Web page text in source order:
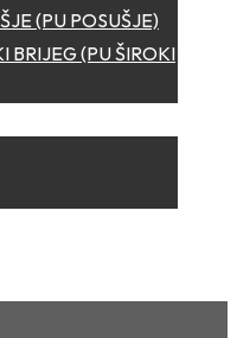
(PU POSUŠJE)
BRIJEG (PU ŠIROKI